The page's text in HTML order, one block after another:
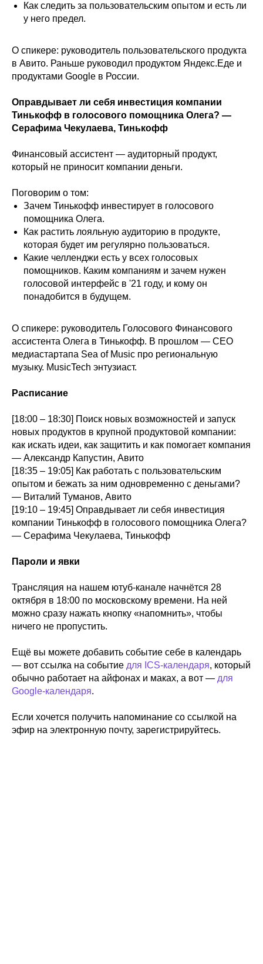
Как следить за пользовательским опытом и есть ли
у него предел.
О спикере: руководитель пользовательского продукта
в Авито. Раньше руководил продуктом Яндекс.Еде и
продуктами Google в России.
Оправдывает ли себя инвестиция компании
Тинькофф в голосового помощника Олега? —
Серафима Чекулаева, Тинькофф
Финансовый ассистент — аудиторный продукт,
который не приносит компании деньги.
Поговорим о том:
Зачем Тинькофф инвестирует в голосового
помощника Олега.
Как растить лояльную аудиторию в продукте,
которая будет им регулярно пользоваться.
Какие челленджи есть у всех голосовых
помощников. Каким компаниям и зачем нужен
голосовой интерфейс в '21 году, и кому он
понадобится в будущем.
О спикере: руководитель Голосового Финансового
ассистента Олега в Тинькофф. В прошлом — CEO
медиастартапа Sea of Music про региональную
музыку. MusicTech энтузиаст.
Расписание
[18:00 – 18:30] Поиск новых возможностей и запуск
новых продуктов в крупной продуктовой компании:
как искать идеи, как защитить и как помогает компания
— Александр Капустин, Авито
[18:35 – 19:05] Как работать с пользовательским
опытом и бежать за ним одновременно с деньгами?
— Виталий Туманов, Авито
[19:10 – 19:45] Оправдывает ли себя инвестиция
компании Тинькофф в голосового помощника Олега?
— Серафима Чекулаева, Тинькофф
Пароли и явки
Трансляция на нашем ютуб-канале начнётся 28
октября в 18:00 по московскому времени. На ней
можно сразу нажать кнопку «напомнить», чтобы
ничего не пропустить.
Ещё вы можете добавить событие себе в календарь
— вот ссылка на событие для ICS-календаря, который
обычно работает на айфонах и маках, а вот — для
Google-календаря.
Если хочется получить напоминание со ссылкой на
эфир на электронную почту, зарегистрируйтесь.